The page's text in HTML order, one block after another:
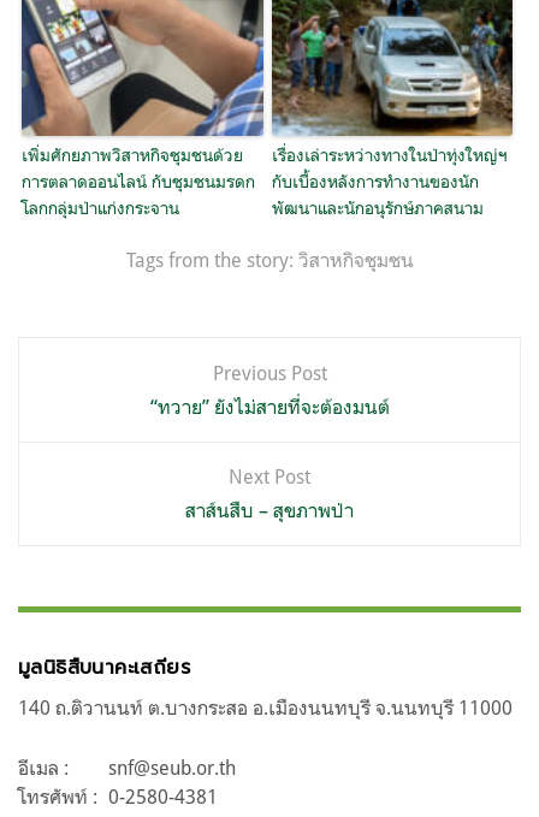
เพิ่มศักยภาพวิสาหกิจชุมชนด้วย
การตลาดออนไลน์ กับชุมชนมรดก
โลกกลุ่มป่าแก่งกระจาน
เรื่องเล่าระหว่างทางในป่าทุ่งใหญ่ฯ
กับเบื้องหลังการทำงานของนัก
พัฒนาและนักอนุรักษ์ภาคสนาม
Tags from the story: วิสาหกิจชุมชน
Previous Post
“ทวาย” ยังไม่สายที่จะต้องมนต์
Next Post
สาส์นสืบ – สุขภาพป่า
มูลนิธิสืบนาคะเสถียร
140 ถ.ติวานนท์ ต.บางกระสอ อ.เมืองนนทบุรี จ.นนทบุรี 11000
อีเมล :
snf@seub.or.th
โทรศัพท์ : 0-2580-4381